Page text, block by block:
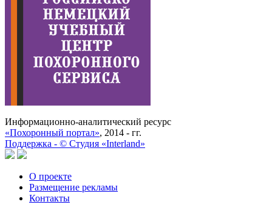
Информационно-аналитический ресурс
«Похоронный портал», 2014 - гг.
Поддержка - © Cтудия «Interland»
О проекте
Размещение рекламы
Контакты